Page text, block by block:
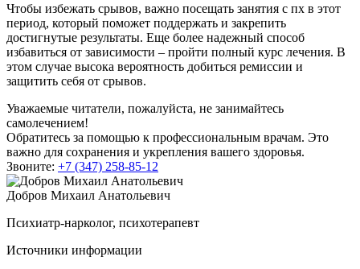
Чтобы избежать срывов, важно посещать занятия с пх в этот
период, который поможет поддержать и закрепить
достигнутые результаты. Еще более надежный способ
избавиться от зависимости – пройти полный курс лечения. В
этом случае высока вероятность добиться ремиссии и
защитить себя от срывов.
Уважаемые читатели, пожалуйста, не занимайтесь
самолечением!
Обратитесь за помощью к профессиональным врачам. Это
важно для сохранения и укрепления вашего здоровья.
Звоните: +7 (347) 258-85-12
Добров Михаил Анатольевич
Психиатр-нарколог, психотерапевт
Источники информации